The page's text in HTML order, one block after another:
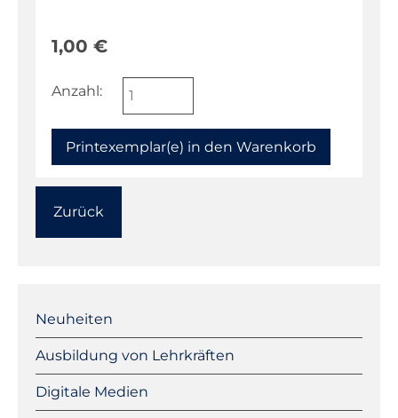
1,00 €
Anzahl:
Zurück
überspringen
Neuheiten
Ausbildung von Lehrkräften
Digitale Medien